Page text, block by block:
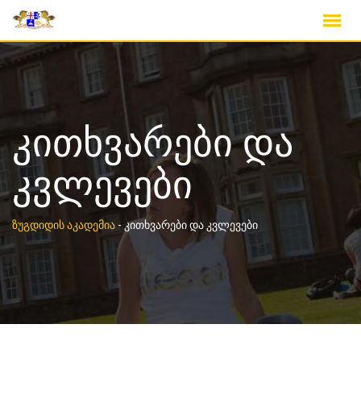
კითხვარები და
კვლევები
ზუგდიდის აკადემია - კითხვარები და კვლევები